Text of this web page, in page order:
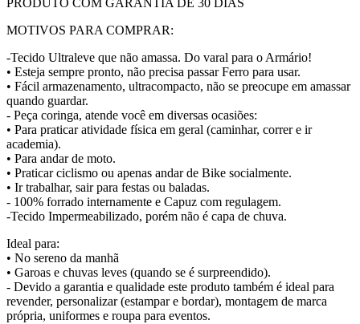
PRODUTO COM GARANTIA DE 30 DIAS
MOTIVOS PARA COMPRAR:
-Tecido Ultraleve que não amassa. Do varal para o Armário!
• Esteja sempre pronto, não precisa passar Ferro para usar.
• Fácil armazenamento, ultracompacto, não se preocupe em amassar
quando guardar.
- Peça coringa, atende você em diversas ocasiões:
• Para praticar atividade física em geral (caminhar, correr e ir
academia).
• Para andar de moto.
• Praticar ciclismo ou apenas andar de Bike socialmente.
• Ir trabalhar, sair para festas ou baladas.
- 100% forrado internamente e Capuz com regulagem.
-Tecido Impermeabilizado, porém não é capa de chuva.
Ideal para:
• No sereno da manhã
• Garoas e chuvas leves (quando se é surpreendido).
- Devido a garantia e qualidade este produto também é ideal para
revender, personalizar (estampar e bordar), montagem de marca
própria, uniformes e roupa para eventos.